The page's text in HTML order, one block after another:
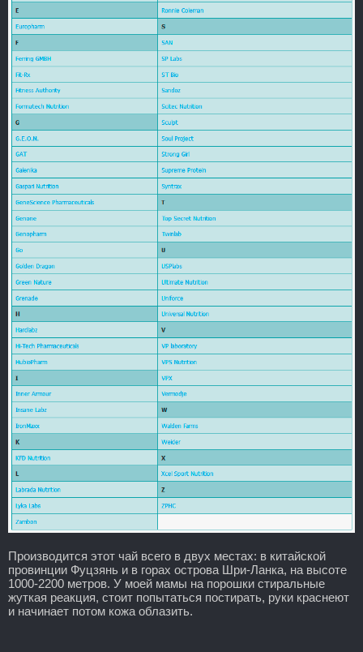
Производится этот чай всего в двух местах: в китайской
провинции Фуцзянь и в горах острова Шри-Ланка, на высоте
1000-2200 метров. У моей мамы на порошки стиральные
жуткая реакция, стоит попытаться постирать, руки краснеют
и начинает потом кожа облазить.